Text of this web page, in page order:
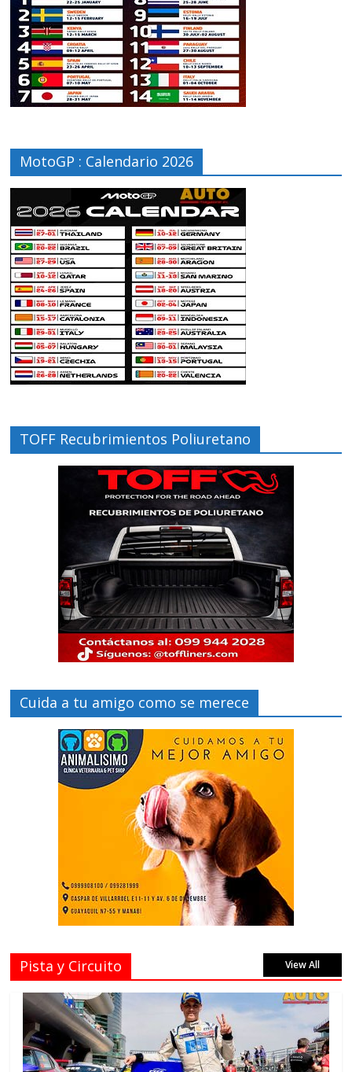
MotoGP : Calendario 2026
TOFF Recubrimientos Poliuretano
Cuida a tu amigo como se merece
Pista y Circuito View All